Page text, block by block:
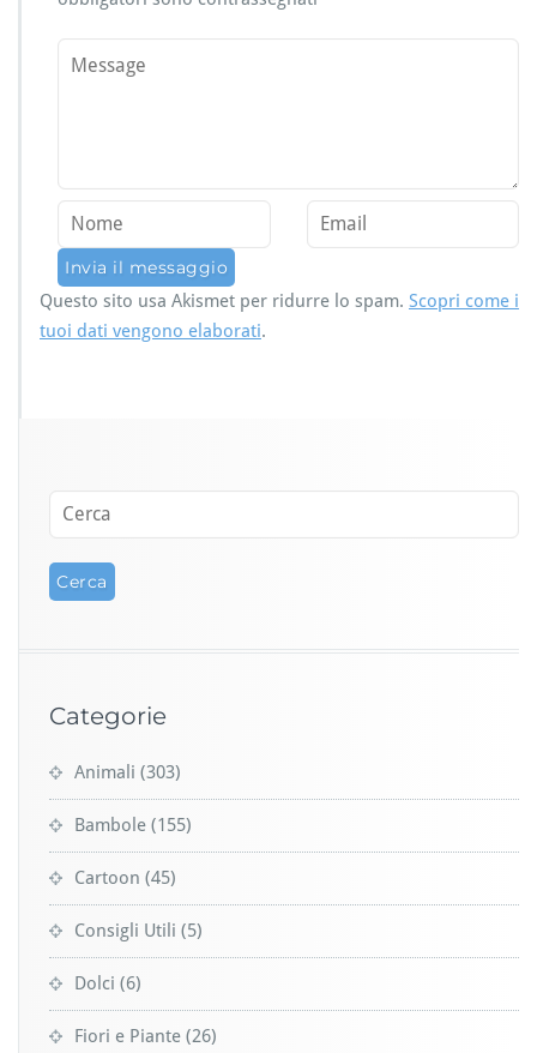
Questo sito usa Akismet per ridurre lo spam. Scopri come i
tuoi dati vengono elaborati.
Categorie
Animali (303)
Bambole (155)
Cartoon (45)
Consigli Utili (5)
Dolci (6)
Fiori e Piante (26)